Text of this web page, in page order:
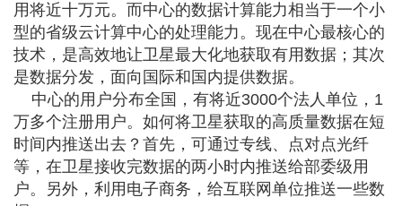
用将近十万元。而中心的数据计算能力相当于一个小
型的省级云计算中心的处理能力。现在中心最核心的
技术，是高效地让卫星最大化地获取有用数据；其次
是数据分发，面向国际和国内提供数据。
中心的用户分布全国，有将近3000个法人单位，1
万多个注册用户。如何将卫星获取的高质量数据在短
时间内推送出去？首先，可通过专线、点对点光纤
等，在卫星接收完数据的两小时内推送给部委级用
户。另外，利用电子商务，给互联网单位推送一些数